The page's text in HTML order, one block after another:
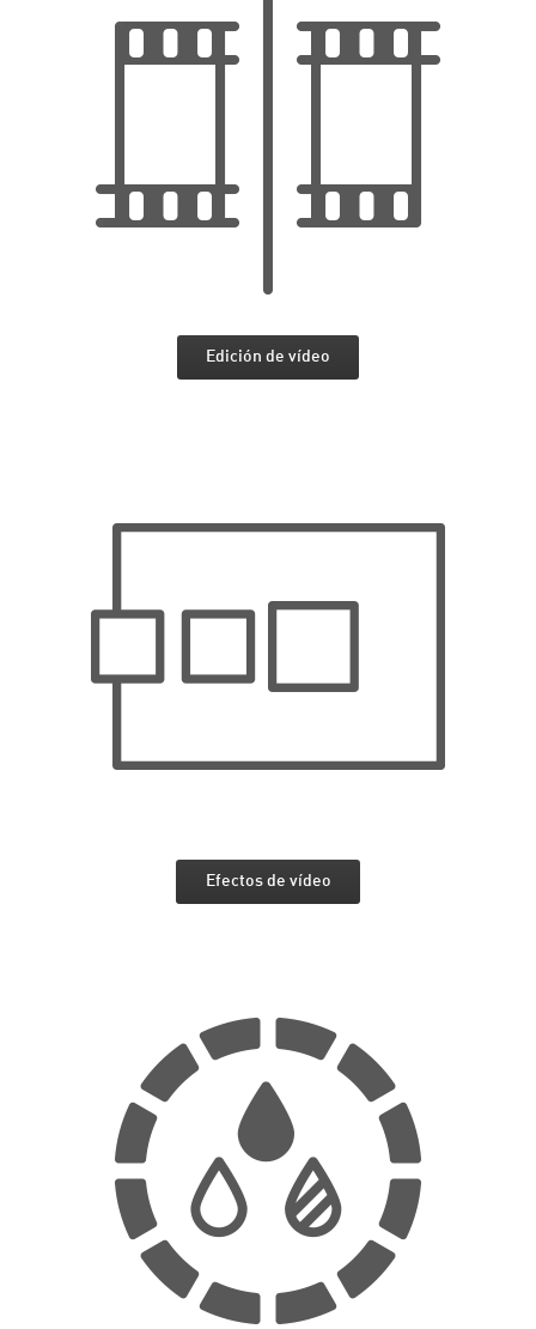
Edición de vídeo
Efectos de vídeo